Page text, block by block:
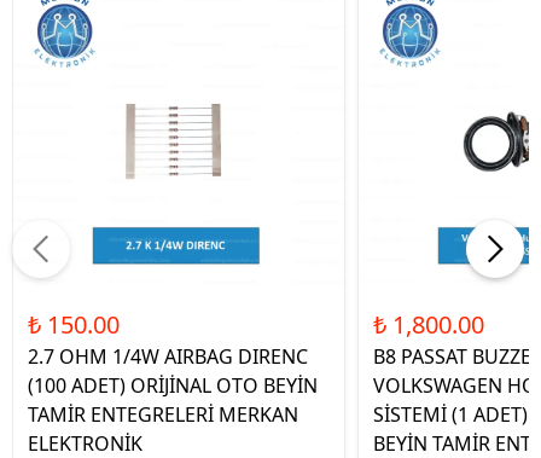
₺ 150.00
2.7 OHM 1/4W AIRBAG DIRENC
(100 ADET) ORİJİNAL OTO BEYİN
TAMİR ENTEGRELERİ MERKAN
ELEKTRONİK
₺ 1,800.00
B8 PASSAT
VOLKSWAGEN
SİSTEMİ (1 ADET)
BEYİN TAMİR